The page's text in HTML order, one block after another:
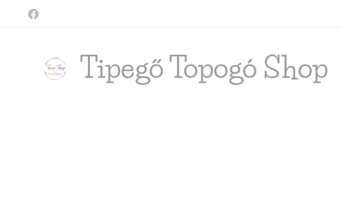
Tipegő Topogó Shop